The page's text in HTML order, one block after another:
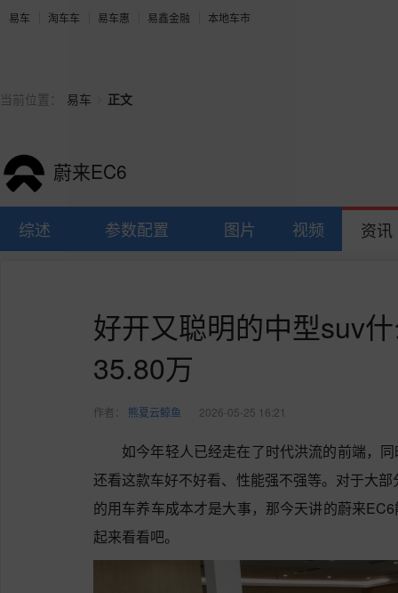
易车 淘车车 易车惠 易鑫金融 本地车市
当前位置： 易车 正文
蔚来EC6
综述 参数配置 图片 视频 资讯
好开又聪明的中型suv
35.80万
作者： 熊夏云鲸鱼 2026-05-25 16:21
如今年轻人已经走在了时代洪流的前端，
还看这款车好不好看、性能强不强等。对于大
的用车养车成本才是大事，那今天讲的蔚来
起来看看吧。